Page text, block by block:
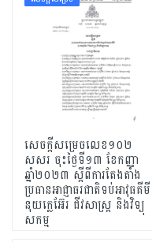
សេចក្តីសម្រេចលេខ១០២
សសរ ចុះថ្ងៃទី១៣ ខែកញ្ញា
ឆ្នាំ២០២៣ ស្តីពីការតែងតាំង
ប្រធានអាជ្ញាធរជាតិទប់អាវុធគីមី
នុយក្លេអ៊ែរ ជីវសាស្រ្ត និងវិទ្យុ
សកម្ម